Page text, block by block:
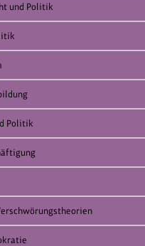
und Politik
Politik